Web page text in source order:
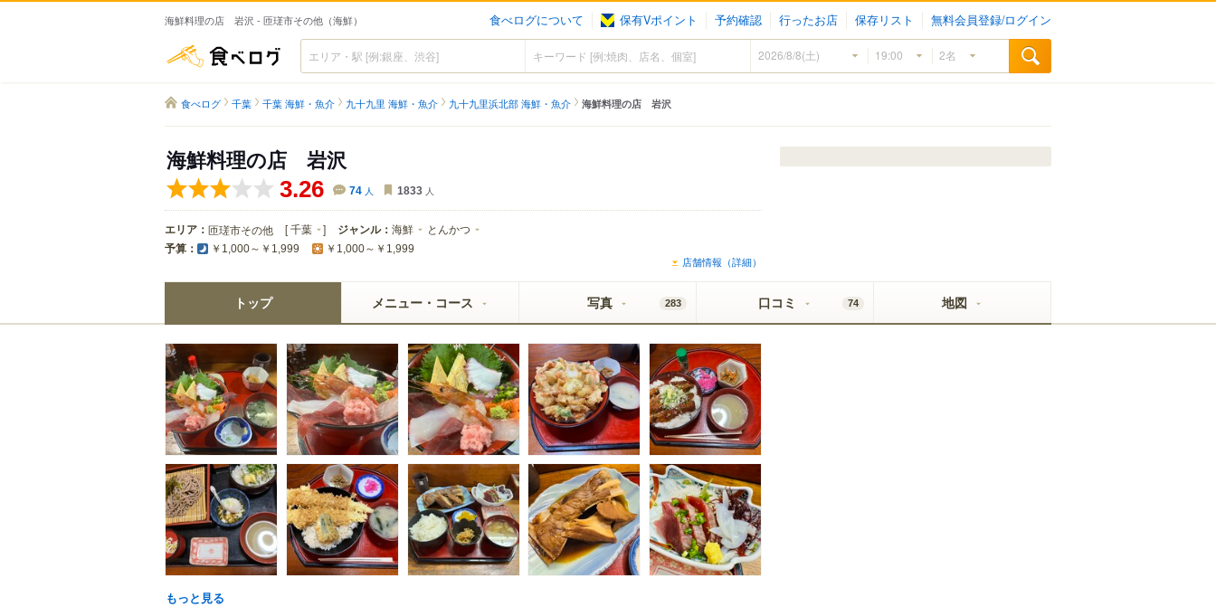
海鮮料理の店 岩沢 - 匝瑳市その他（海鮮） 食べログについて 保有Vポイント 予約確認 行ったお店 保存リスト 無料会員登録/ログイン
食べログ
食べログ 千葉 千葉 海鮮・魚介 九十九里 海鮮・魚介 九十九里浜北部 海鮮・魚介 海鮮料理の店 岩沢
海鮮料理の店 岩沢
3.26 74 人 1833 人
エリア： 匝瑳市その他 [千葉 ] ジャンル： 海鮮 とんかつ
予算： ￥1,000～￥1,999 ￥1,000～￥1,999
店舗情報（詳細）
トップ メニュー・コース 写真 283 口コミ 74 地図
もっと見る